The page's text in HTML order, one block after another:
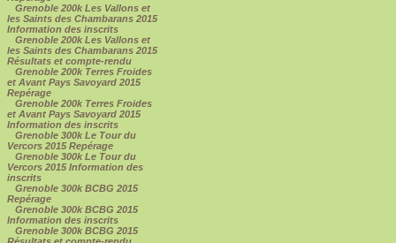
Grenoble 200k Les Vallons et
les Saints des Chambarans 2015
Information des inscrits
Grenoble 200k Les Vallons et
les Saints des Chambarans 2015
Résultats et compte-rendu
Grenoble 200k Terres Froides
et Avant Pays Savoyard 2015
Repérage
Grenoble 200k Terres Froides
et Avant Pays Savoyard 2015
Information des inscrits
Grenoble 300k Le Tour du
Vercors 2015 Repérage
Grenoble 300k Le Tour du
Vercors 2015 Information des
inscrits
Grenoble 300k BCBG 2015
Repérage
Grenoble 300k BCBG 2015
Information des inscrits
Grenoble 300k BCBG 2015